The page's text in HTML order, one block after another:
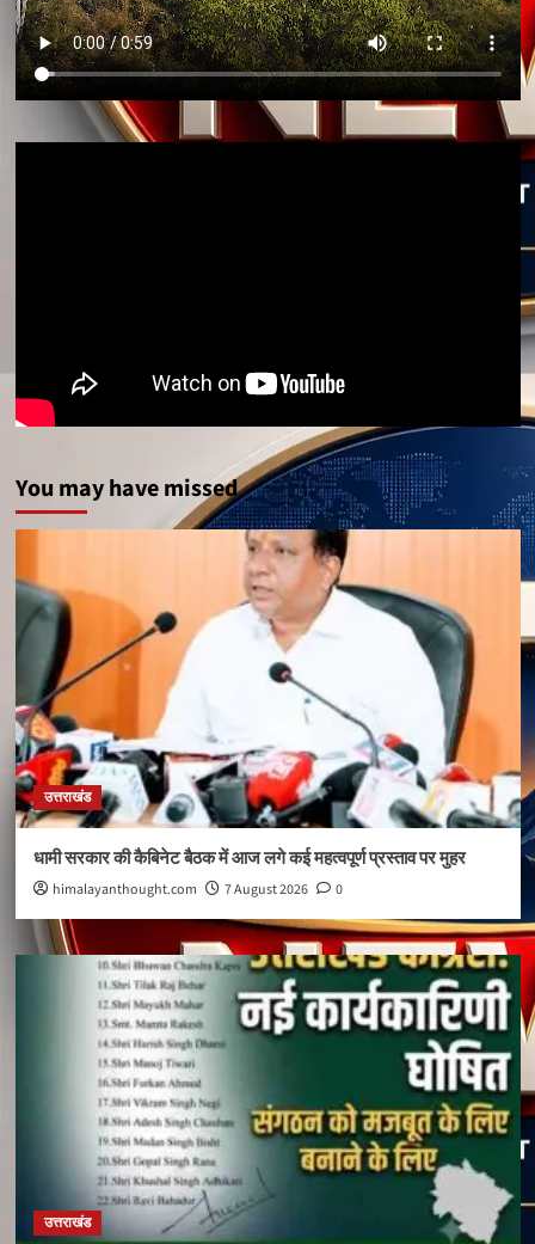
You may have missed
उत्तराखंड
धामी सरकार की कैबिनेट बैठक में आज लगे कई महत्वपूर्ण प्रस्ताव पर मुहर
himalayanthought.com 7 August 2026 0
उत्तराखंड